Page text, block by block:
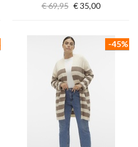
€ 69,95 € 35,00
-45%